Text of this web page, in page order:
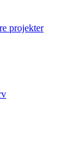
projekter